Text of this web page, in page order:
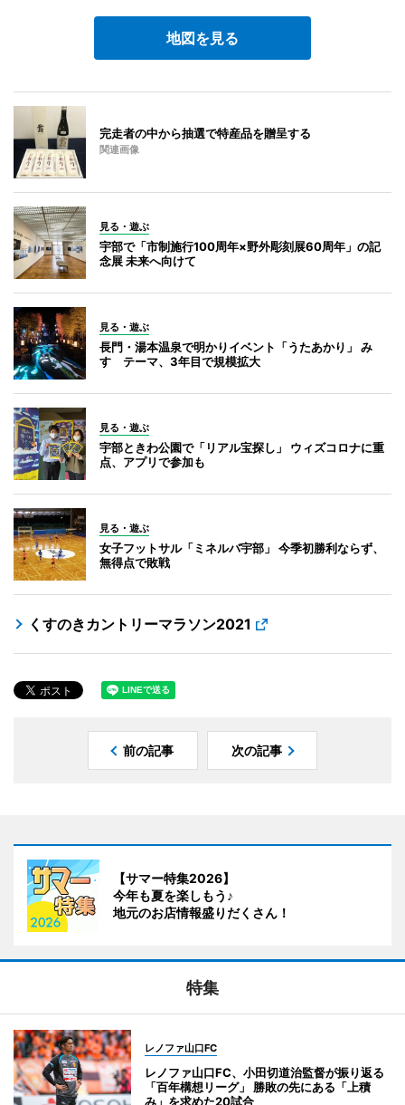
地図を見る
完走者の中から抽選で特産品を贈呈する
関連画像
見る・遊ぶ
宇部で「市制施行100周年×野外彫刻展60周年」の記
念展 未来へ向けて
見る・遊ぶ
長門・湯本温泉で明かりイベント「うたあかり」 み
すゞテーマ、3年目で規模拡大
見る・遊ぶ
宇部ときわ公園で「リアル宝探し」 ウィズコロナに重
点、アプリで参加も
見る・遊ぶ
女子フットサル「ミネルバ宇部」 今季初勝利ならず、
無得点で敗戦
くすのきカントリーマラソン2021
前の記事 次の記事
【サマー特集2026】
今年も夏を楽しもう♪
地元のお店情報盛りだくさん！
特集
レノファ山口FC
レノファ山口FC、小田切道治監督が振り返る
「百年構想リーグ」 勝敗の先にある「上積
み」を求めた20試合